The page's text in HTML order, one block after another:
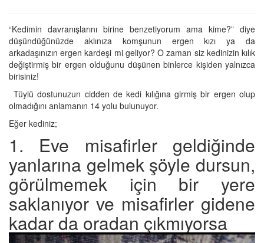
“Kedimin davranışlarını birine benzetiyorum ama kime?” diye
düşündüğünüzde aklınıza komşunun ergen kızı ya da
arkadaşınızın ergen kardeşi mi geliyor? O zaman siz kedinizin kılık
değiştirmiş bir ergen olduğunu düşünen binlerce kişiden yalnızca
birisiniz!
Tüylü dostunuzun cidden de kedi kılığına girmiş bir ergen olup
olmadığını anlamanın 14 yolu bulunuyor.
Eğer kediniz;
1. Eve misafirler geldiğinde
yanlarına gelmek şöyle dursun,
görülmemek için bir yere
saklanıyor ve misafirler gidene
kadar da oradan çıkmıyorsa